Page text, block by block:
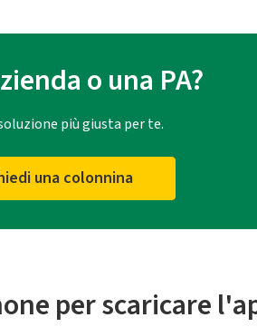
o una PA?
più giusta per te.
una colonnina
per scaricare